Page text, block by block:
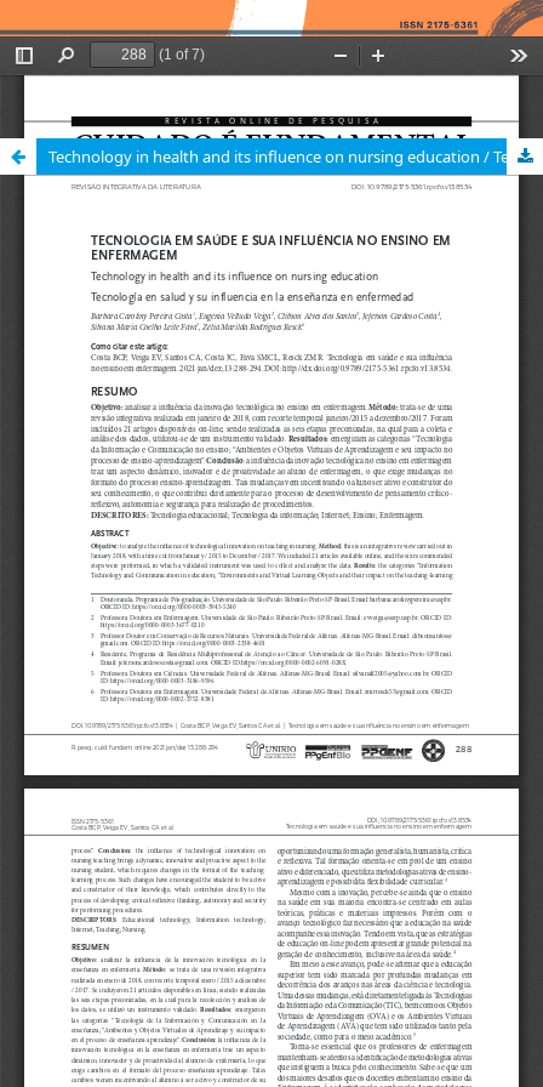
Technology in health and its influence on nursing education / Tecnologia em saúde e sua influência no ensino em enfermagem